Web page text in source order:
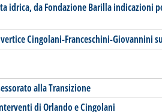
idrica, da Fondazione Barilla indicazioni
Cingolani-Franceschini-Giovannini
alla Transizione
di Orlando e Cingolani